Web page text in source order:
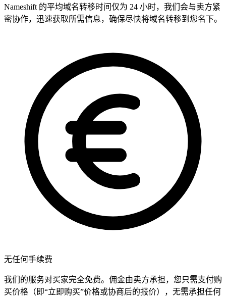
Nameshift 的平均域名转移时间仅为 24 小时，我们会与卖方紧
密协作，迅速获取所需信息，确保尽快将域名转移到您名下。
无任何手续费
我们的服务对买家完全免费。佣金由卖方承担，您只需支付购
买价格（即“立即购买”价格或协商后的报价），无需承担任何